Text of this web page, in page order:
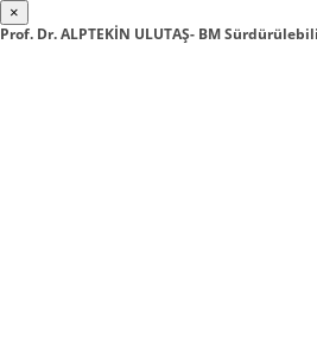
×
Prof. Dr. ALPTEKİN ULUTAŞ- BM